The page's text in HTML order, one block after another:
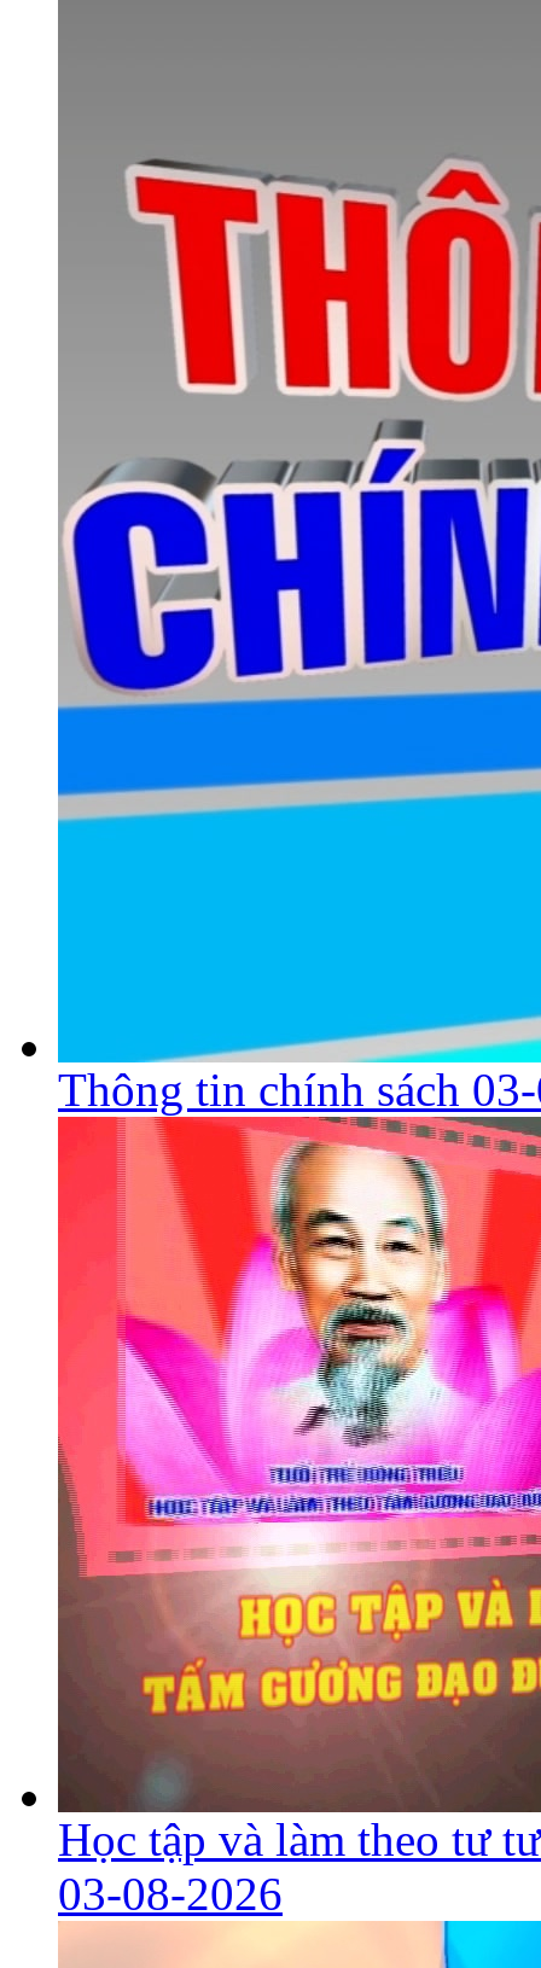
Thông tin chính sách
Học tập và làm theo tư
03-08-2026